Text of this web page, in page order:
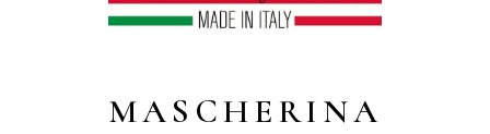
MASCHERINA